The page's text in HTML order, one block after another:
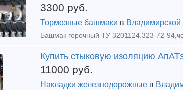
3300 руб.
Тормозные башмаки в Владимирской
Купить стыковую изоляцию
11000 руб.
Накладки железнодорожные в